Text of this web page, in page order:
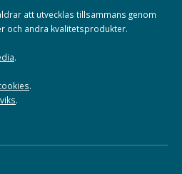
att utvecklas tillsammans genom
och andra kvalitetsprodukter.
.
.
.